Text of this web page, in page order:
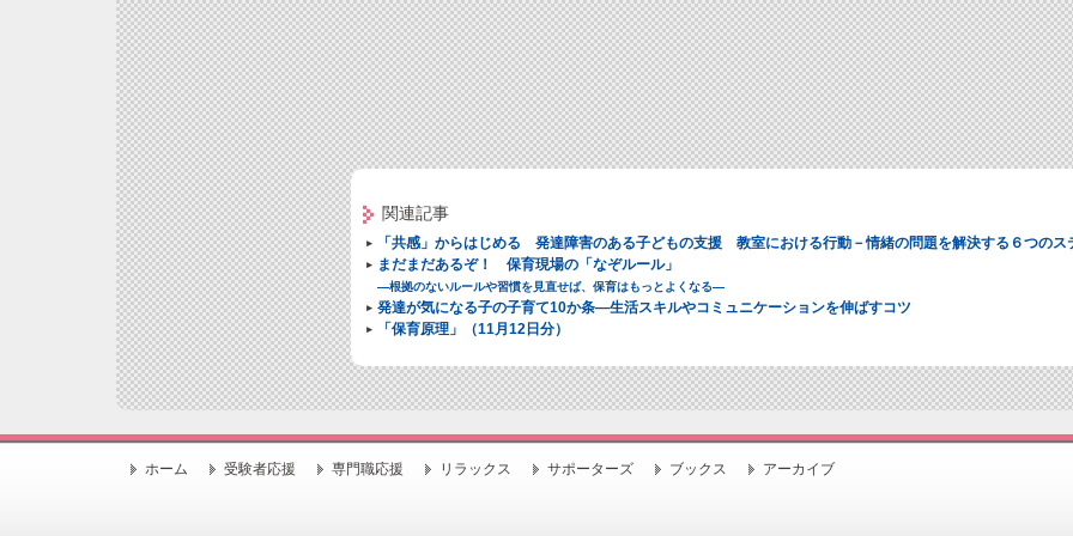
関連記事
「共感」からはじめる 発達障害のある子どもの支援 教室における行動－情緒の問題を解決する６つのス
まだまだあるぞ！ 保育現場の「なぞルール」
―根拠のないルールや習慣を見直せば、保育はもっとよくなる―
発達が気になる子の子育て10か条―生活スキルやコミュニケーションを伸ばすコツ
「保育原理」（11月12日分）
ホーム 受験者応援 専門職応援 リラックス サポーターズ ブックス アーカイブ